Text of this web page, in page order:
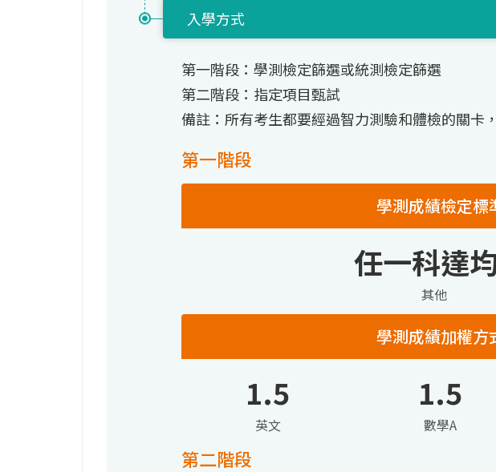
入學方式
第一階段：學測檢定篩選或統測檢定篩選
第二階段：指定項目甄試
備註：所有考生都要經過智力測驗和體檢的關卡
第一階段
學測成績檢定標
任一科達
其他
學測成績加權方
1.5
英文
1.5
數學A
第二階段